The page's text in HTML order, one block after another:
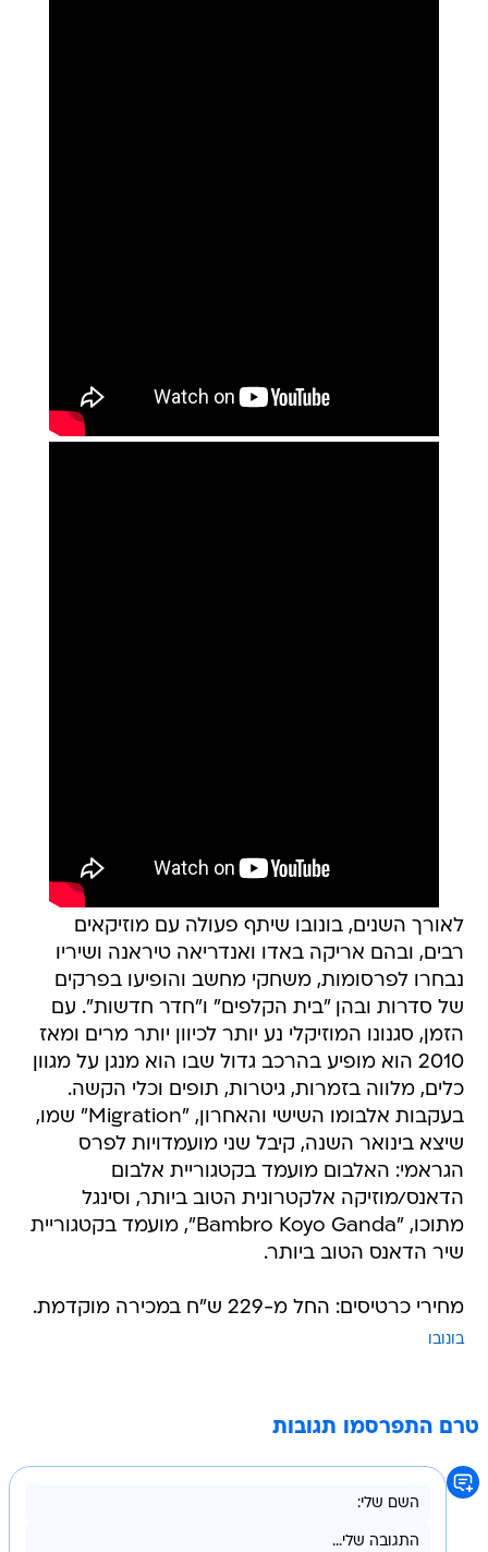
לאורך השנים, בונובו שיתף פעולה עם מוזיקאים
רבים, ובהם אריקה באדו ואנדריאה טיראנה ושיריו
נבחרו לפרסומות, משחקי מחשב והופיעו בפרקים
של סדרות ובהן "בית הקלפים" ו"חדר חדשות". עם
הזמן, סגנונו המוזיקלי נע יותר לכיוון יותר מרים ומאז
2010 הוא מופיע בהרכב גדול שבו הוא מנגן על מגוון
כלים, מלווה בזמרות, גיטרות, תופים וכלי הקשה.
בעקבות אלבומו השישי והאחרון, "Migration" שמו,
שיצא בינואר השנה, קיבל שני מועמדויות לפרס
הגראמי: האלבום מועמד בקטגוריית אלבום
הדאנס/מוזיקה אלקטרונית הטוב ביותר, וסינגל
מתוכו, "Bambro Koyo Ganda", מועמד בקטגוריית
שיר הדאנס הטוב ביותר.
מחירי כרטיסים: החל מ-229 ש"ח במכירה מוקדמת.
בונובו
טרם התפרסמו תגובות